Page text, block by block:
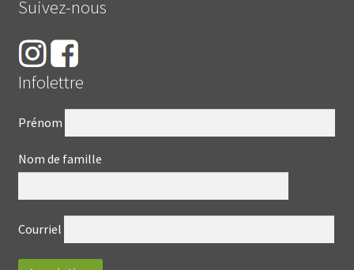
Suivez-nous
Infolettre
Prénom
Nom de famille
Courriel